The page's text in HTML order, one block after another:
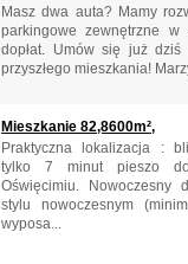
Masz dwa auta? Mamy
parkingowe zewnętrzne
dopłat. Umów się już
przyszłego mieszkania!
Mieszkanie 82,8600m²,
Praktyczna lokalizacja :
tylko 7 minut pieszo
Oświęcimiu. Nowoczesny
stylu nowoczesnym
wyposa...